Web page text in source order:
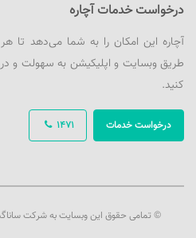
درخواست خدمات آچاره
آچاره این امکان را به شما می‌دهد تا
طریق وبسایت و اپلیکیشن به سهولت و
کنید.
1471 درخواست خدمات
© تمامی حقوق این وبسایت به شرکت